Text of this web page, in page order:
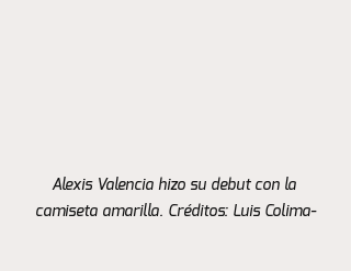
Alexis Valencia hizo su debut con la
camiseta amarilla. Créditos: Luis Colima-